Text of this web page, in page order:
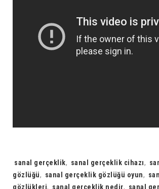
Tags:
sanal gerçeklik, sanal gerçeklik cihazı,
gözlüğü, sanal gerçeklik gözlüğü oyun,
gözlükleri, sanal gerçeklik nedir, sanal